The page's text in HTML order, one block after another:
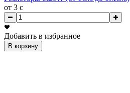
от 3 c
Добавить в избранное
В корзину